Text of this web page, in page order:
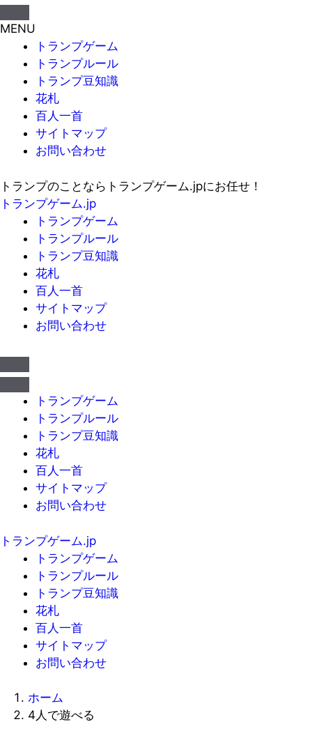
MENU
トランプゲーム
トランプルール
トランプ豆知識
花札
百人一首
サイトマップ
お問い合わせ
トランプのことならトランプゲーム.jpにお任せ！
トランプゲーム.jp
トランプゲーム
トランプルール
トランプ豆知識
花札
百人一首
サイトマップ
お問い合わせ
トランプゲーム
トランプルール
トランプ豆知識
花札
百人一首
サイトマップ
お問い合わせ
トランプゲーム.jp
トランプゲーム
トランプルール
トランプ豆知識
花札
百人一首
サイトマップ
お問い合わせ
ホーム
4人で遊べる